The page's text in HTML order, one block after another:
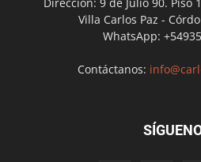
Villa Carlos Paz -
WhatsApp:
Contáctanos: